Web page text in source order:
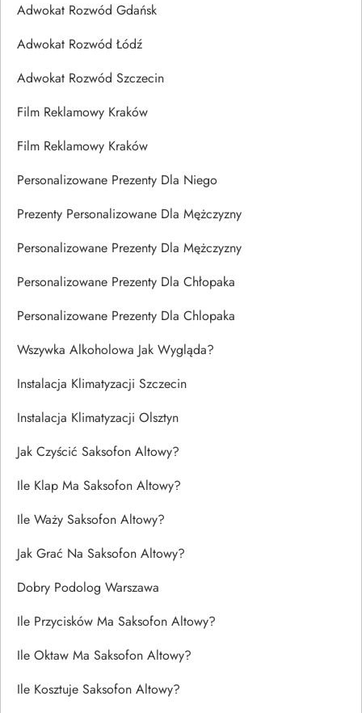
Adwokat Rozwód Gdańsk
Adwokat Rozwód Łódź
Adwokat Rozwód Szczecin
Film Reklamowy Kraków
Film Reklamowy Kraków
Personalizowane Prezenty Dla Niego
Prezenty Personalizowane Dla Mężczyzny
Personalizowane Prezenty Dla Mężczyzny
Personalizowane Prezenty Dla Chłopaka
Personalizowane Prezenty Dla Chlopaka
Wszywka Alkoholowa Jak Wygląda?
Instalacja Klimatyzacji Szczecin
Instalacja Klimatyzacji Olsztyn
Jak Czyścić Saksofon Altowy?
Ile Klap Ma Saksofon Altowy?
Ile Waży Saksofon Altowy?
Jak Grać Na Saksofon Altowy?
Dobry Podolog Warszawa
Ile Przycisków Ma Saksofon Altowy?
Ile Oktaw Ma Saksofon Altowy?
Ile Kosztuje Saksofon Altowy?